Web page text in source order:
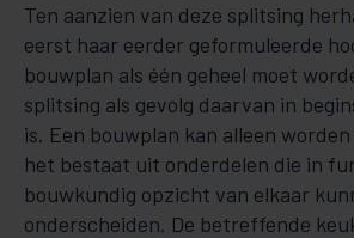
Ten aanzien van deze splitsing
eerst haar eerder geformuleerde
bouwplan als één geheel moet
splitsing als gevolg daarvan in
is. Een bouwplan kan alleen
het bestaat uit onderdelen die in
bouwkundig opzicht van elkaar
onderscheiden. De betreffende